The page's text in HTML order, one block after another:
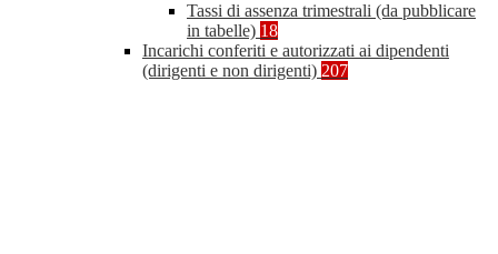
Tassi di assenza trimestrali (da pubblicare
in tabelle) 18
Incarichi conferiti e autorizzati ai dipendenti
(dirigenti e non dirigenti) 207